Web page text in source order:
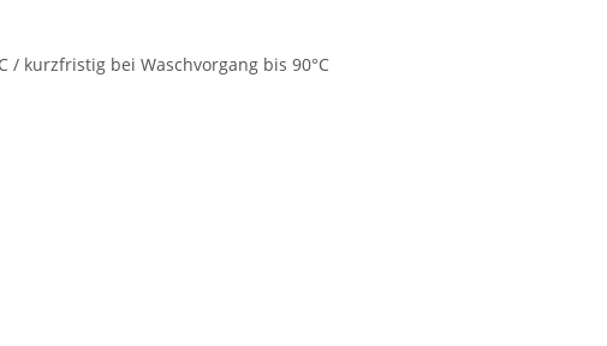
/ kurzfristig bei Waschvorgang bis 90°C